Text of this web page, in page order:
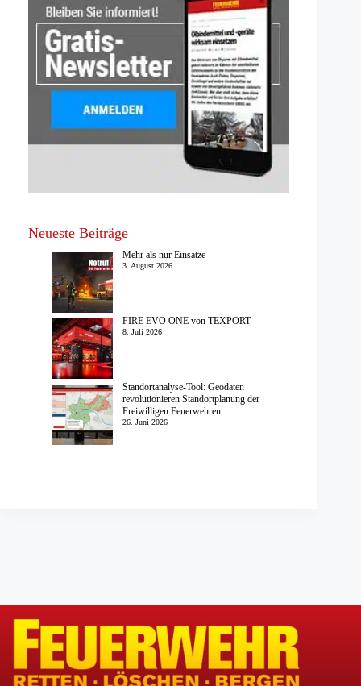
Neueste Beiträge
Mehr als nur Einsätze
3. August 2026
FIRE EVO ONE von TEXPORT
8. Juli 2026
Standortanalyse-Tool: Geodaten
revolutionieren Standortplanung der
Freiwilligen Feuerwehren
26. Juni 2026